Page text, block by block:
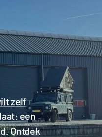
zelf
een
Ontdek